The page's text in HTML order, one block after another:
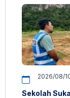
2026/08/
Sekolah